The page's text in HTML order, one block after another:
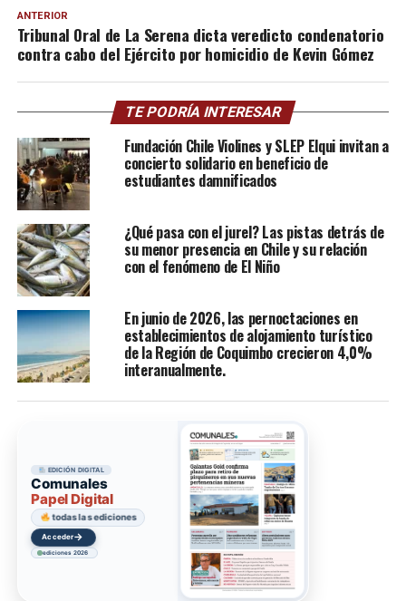
ANTERIOR
Tribunal Oral de La Serena dicta veredicto condenatorio
contra cabo del Ejército por homicidio de Kevin Gómez
TE PODRÍA INTERESAR
Fundación Chile Violines y SLEP Elqui invitan a
concierto solidario en beneficio de
estudiantes damnificados
¿Qué pasa con el jurel? Las pistas detrás de
su menor presencia en Chile y su relación
con el fenómeno de El Niño
En junio de 2026, las pernoctaciones en
establecimientos de alojamiento turístico
de la Región de Coquimbo crecieron 4,0%
interanualmente.
EDICIÓN DIGITAL
Comunales
Papel Digital
todas las ediciones
Acceder→
ediciones 2026